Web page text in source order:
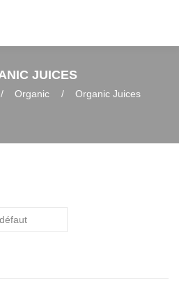
JUICES
Organic Organic Juices